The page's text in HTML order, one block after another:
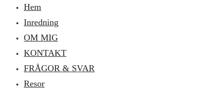
Hem
Inredning
OM MIG
KONTAKT
FRÅGOR & SVAR
Resor